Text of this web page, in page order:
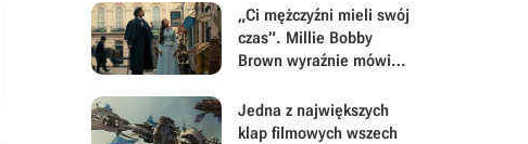
adrenaliny
„Ci mężczyźni mieli swój
czas”. Millie Bobby
Brown wyraźnie mówi
Henrym Cavillem w roli
głównej
Jedna z największych
klap filmowych wszech